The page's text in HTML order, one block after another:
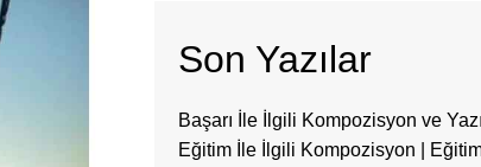
Son Yazılar
Başarı İle İlgili Kompozisyon ve
Eğitim İle İlgili Kompozisyon |